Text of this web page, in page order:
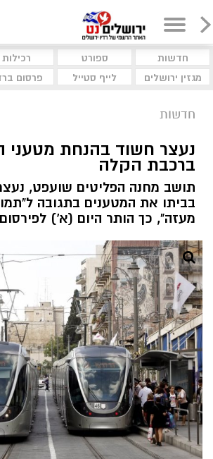
חדשות ספורט רכילות
מגזין ירושלים
לייף סטייל פרסום
חדשות
נעצר חשוד בהנחת מטעני
ברכבת הקלה
תושב מחנה הפליטים שועפט,
בביתו את המטענים בתגובה
מעזה", כך הותר היום (א') לפירסום